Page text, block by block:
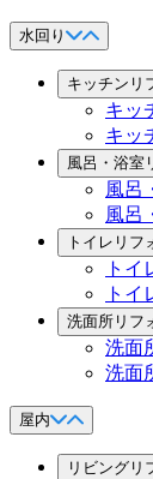
水回り
キッチンリ
キッ
キッ
風呂・浴室
風呂
風呂
トイレリフ
ト
トイ
洗面所リフ
洗面
洗面
屋内
リビングリ